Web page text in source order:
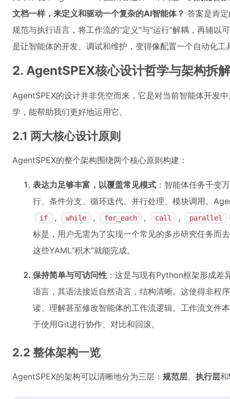
文档一样，来定义和驱动一个复杂的AI智能体？ 答案是肯
规范与执行语言，将工作流的“定义”与“运行”解耦，再辅以
是让智能体的开发、调试和维护，变得像配置一个自动化工
2. AgentSPEX核心设计哲学与架构拆解
AgentSPEX的设计并非凭空而来，它是对当前智能体开发
学，能帮助我们更好地运用它。
2.1 两大核心设计原则
AgentSPEX的整个架构围绕两个核心原则构建：
表达力足够丰富，以覆盖常见模式 ：智能体任务千变
行、条件分支、循环迭代、并行处理、模块调用。
if , while , for_each , call , parallel
标是，用户无需为了实现一个常见的多步研究任务而
这些YAML“积木”就能完成。
保持简单与可访问性 ：这是与现有Python框架形成差
语言，其语法接近自然语言，结构清晰。这使得非程
读、理解甚至修改智能体的工作流逻辑。工作流文件
于使用Git进行协作、对比和回滚。
2.2 整体架构一览
AgentSPEX的架构可以清晰地分为三层： 规范层、 执行层和